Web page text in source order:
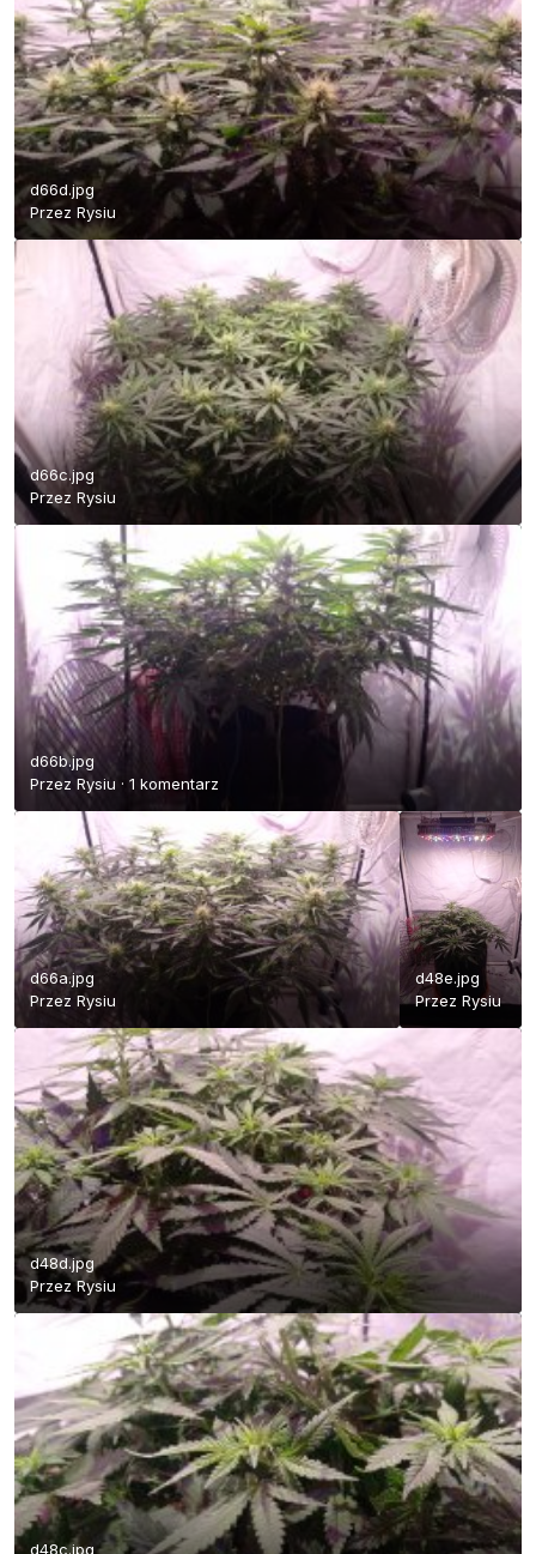
d66d.jpg
Przez Rysiu
d66c.jpg
Przez Rysiu
d66b.jpg
Przez Rysiu · 1 komentarz
d66a.jpg
Przez Rysiu
d48e.jpg
PrzezRysiu
d48d.jpg
PrzezRysiu
d48c.jpg